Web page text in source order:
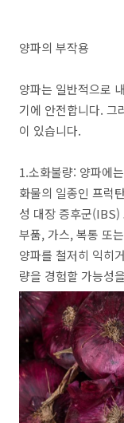
양파의 부작용
양파는 일반적으로
기에 안전합니다. 그
이 있습니다.
1.소화불량: 양파에
화물의 일종인 프럭
성 대장 증후군(IBS)
부품, 가스, 복통 또
양파를 철저히 익히
량을 경험할 가능성